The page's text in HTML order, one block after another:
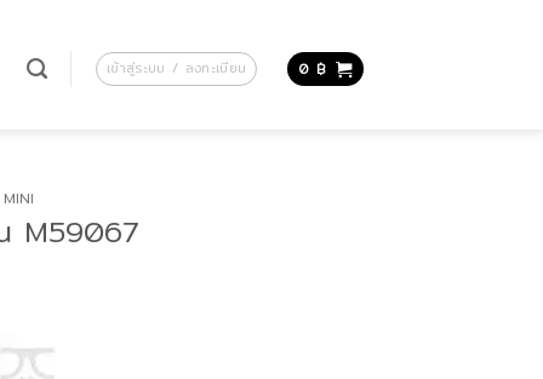
เข้าสู่ระบบ / ลงทะเบียน 0 ฿
MINI
M59067
฿